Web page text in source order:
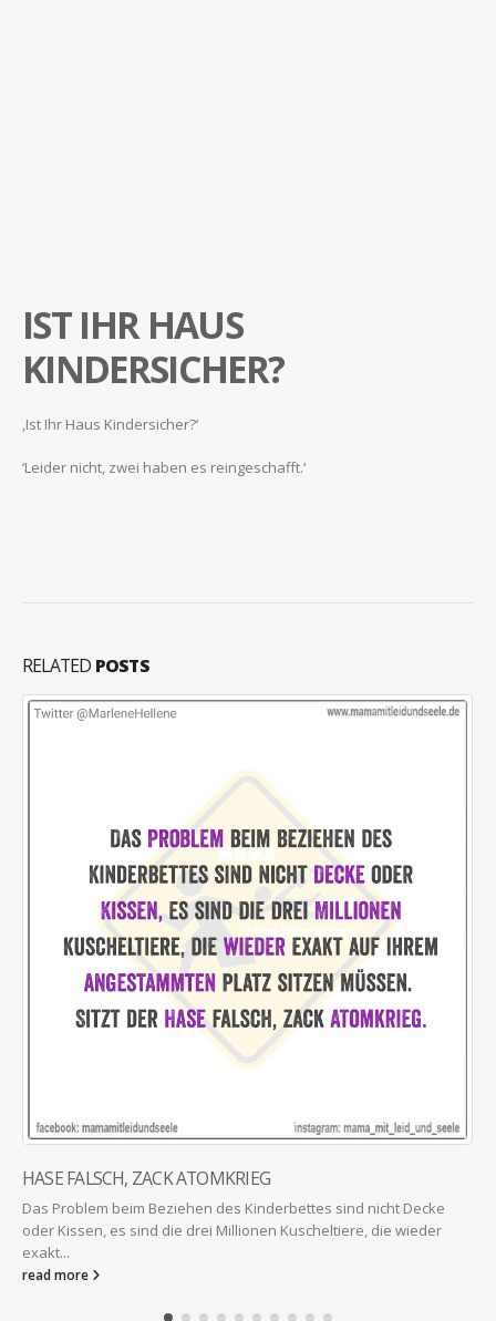
IST IHR HAUS
KINDERSICHER?
‚Ist Ihr Haus Kindersicher?‘
‘Leider nicht, zwei haben es reingeschafft.‘
RELATED POSTS
HASE FALSCH, ZACK ATOMKRIEG
Das Problem beim Beziehen des Kinderbettes sind nicht Decke
oder Kissen, es sind die drei Millionen Kuscheltiere, die wieder
exakt...
read more